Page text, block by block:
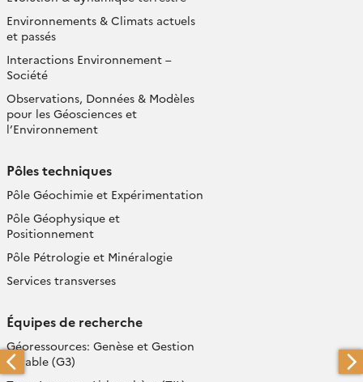
Environnements & Climats actuels
et passés
Interactions Environnement –
Société
Observations, Données & Modèles
pour les Géosciences et
l’Environnement
Pôles techniques
Pôle Géochimie et Expérimentation
Pôle Géophysique et
Positionnement
Pôle Pétrologie et Minéralogie
Services transverses
Équipes de recherche
Géoressources: Genèse et Gestion
durable (G3)